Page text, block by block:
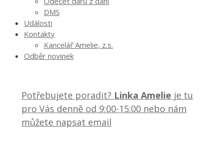
DMS
Události
Kontakty
Kancelář Amelie, z.s.
Odběr novinek
Potřebujete poradit? Linka Amelie je tu
pro Vás denně od 9:00-15:00 nebo nám
můžete napsat email